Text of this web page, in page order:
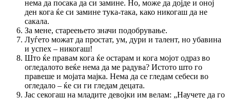
нема да посака да си замине. Но, може да дојде и оној
ден кога ќе си замине тука-така, како никогаш да не
сакала.
За мене, стареењето значи подобрување.
Луѓето можат да простат, ум, дури и талент, но убавина
и успех – никогаш!
Што ќе правам кога ќе остарам и кога мојот одраз во
огледалото веќе нема да ме радува? Истото што го
правеше и мојата мајка. Нема да се гледам себеси во
огледало – ќе си ги гледам децата.
Јас секогаш на младите девојки им велам: „Научете да го